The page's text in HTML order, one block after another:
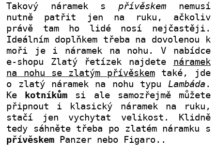
Takový náramek s přívěskem nemusí
nutně patřit jen na ruku, ačkoliv
právě tam ho lidé nosí nejčastěji.
Ideálním doplňkem třeba na dovolenou k
moři je i náramek na nohu. V nabídce
e-shopu Zlatý řetízek najdete náramek
na nohu se zlatým přívěskemtaké, jde
o zlatý náramek na nohu typu Lambáda .
Ke kotníkům si ale samozřejmě můžete
připnout i klasický náramek na ruku,
stačí jen vychytat velikost. Klidně
tedy sáhněte třeba po zlatém náramku s
přívěskem Panzer nebo Figaro. .